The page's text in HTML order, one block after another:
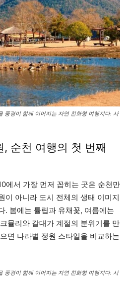
풍경이 함께 이어지는 자연 친화형 여행지다. 사
, 순천 여행의 첫 번째
에서 가장 먼저 꼽히는 곳은 순천만
이 아니라 도시 전체의 생태 이미지
. 봄에는 튤립과 유채꽃, 여름에는
뮬리와 갈대가 계절의 분위기를 만
면 나라별 정원 스타일을 비교하는
풍경이 함께 이어지는 자연 친화형 여행지다. 사